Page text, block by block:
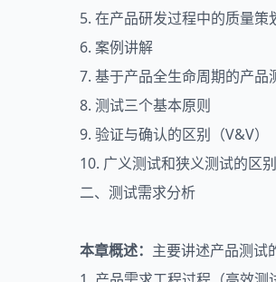
5. 在产品研发过程中的质量策
6. 案例讲解
7. 基于产品全生命周期的产品
8. 测试三个基本原则
9. 验证与确认的区别（V&V）
10. 广义测试和狭义测试的区别
二、测试需求分析
本章概述： 主要讲述产品测试